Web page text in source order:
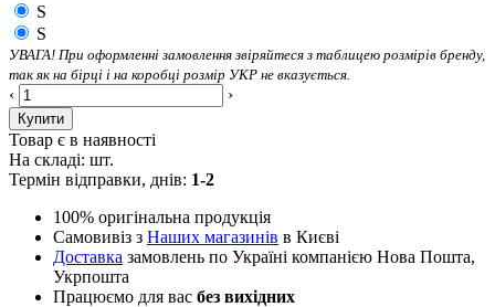
S
S
УВАГА! При оформленні замовлення звіряйтеся з таблицею розмірів бренду,
так як на бірці і на коробці розмір УКР не вказується.
‹ ›
Купити
Товар є в наявності
На складі: шт.
Термін відправки, днів: 1-2
100% оригінальна продукція
Самовивіз з Наших магазинів в Києві
Доставка замовлень по Україні компанією Нова Пошта,
Укрпошта
Працюємо для вас без вихідних